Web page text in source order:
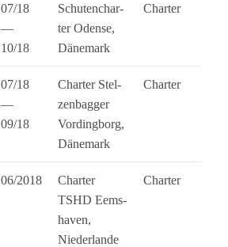
07/18
—
10/18
Schu­ten­char­
ter Odense,
Dänemark
Char­ter
07/18
—
09/18
Char­ter Stel­
zen­bag­ger
Vor­ding­borg,
Dänemark
Char­ter
06/2018
Char­ter
TSHD Eems­
ha­ven,
Niederlande
Char­ter